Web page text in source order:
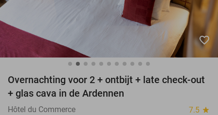
favorite_border
Overnachting voor 2 + ontbijt + late check-out
+ glas cava in de Ardennen
Hôtel du Commerce 7.5 star